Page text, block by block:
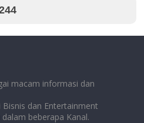
macam informasi dan
dan Entertainment
beberapa Kanal.